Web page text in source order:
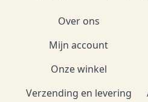
Over ons
Mijn account
Onze winkel
Verzending en levering